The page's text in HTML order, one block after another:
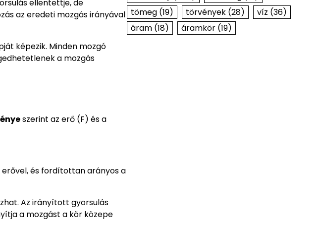
ellentettje, de
az eredeti mozgás irányával
képezik. Minden mozgó
a mozgás
szerint az erő (F) és a
és fordítottan arányos a
Az irányított gyorsulás
a mozgást a kör közepe
tömeg(19) törvények(28) víz (36)
áram(18) áramkör(19)